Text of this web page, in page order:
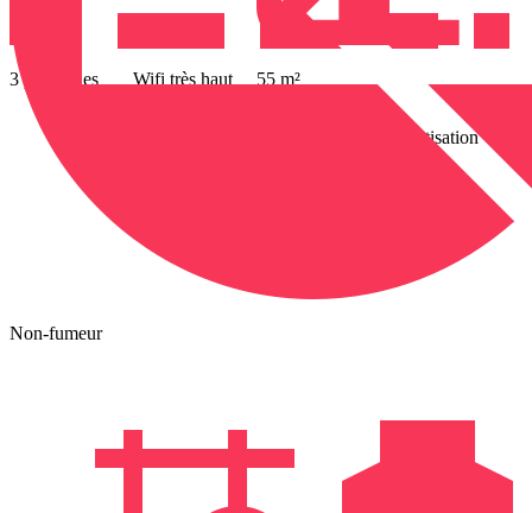
3 personnes
Wifi très haut
55 m²
Climatisation
Non-fumeur